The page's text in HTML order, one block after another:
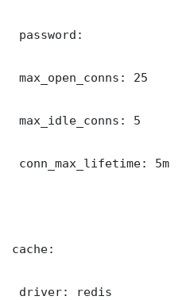
password:
max_open_conns: 25
max_idle_conns: 5
conn_max_lifetime: 5m
cache:
driver: redis